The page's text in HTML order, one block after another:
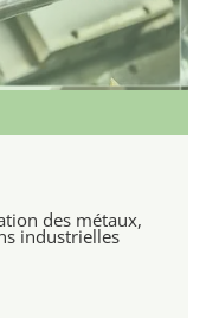
des métaux,
industrielles